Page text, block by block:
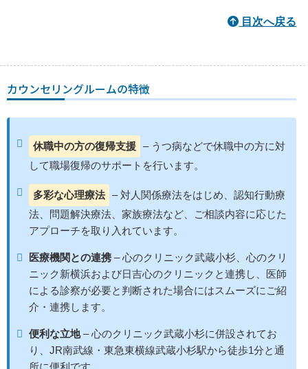
目次へ戻る
カウンセリングルームの特徴
休職中の方の復帰支援 – うつ病などで休職中の方に対
して職場復帰のサポートを行います。
多彩な心理療法 – 対人関係療法をはじめ、認知行動療
法、問題解決療法、家族療法など、ご相談内容に応じた
アプローチを取り入れています。
医療機関との連携 – 心のクリニック武蔵小杉、心のクリ
ニック新横浜および日吉心のクリニックと連携し、医師
による診察が必要と判断された場合にはスムーズにご紹
介・連携します。
便利な立地– 心のクリニック武蔵小杉に併設されてお
り、JR南武線・東急東横線武蔵小杉駅から徒歩1分と通
所に便利です。